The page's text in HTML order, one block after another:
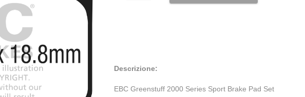
Descrizione:
EBC Greenstuff 2000 Series Sport Brake Pad Set